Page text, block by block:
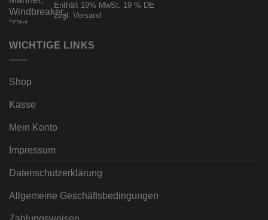
Enthält 19% MwSt. 19 % DE
zzgl. Versand
WICHTIGE LINKS
Shop
Kasse
Mein Konto
Impressum
Datenschutzerklärung
Allgemeine Geschäftsbedingungen